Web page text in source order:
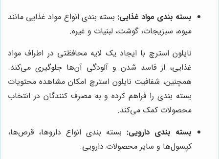
بسته بندی مواد غذایی: بسته بندی انواع مواد غذایی مانند
میوه، سبزیجات، گوشت، لبنیات و غیره.
نایلون استرچ با ایجاد یک لایه محافظتی در اطراف مواد
غذایی، از فاسد شدن و آلودگی آن‌ها جلوگیری می‌کند.
همچنین، شفافیت نایلون استرچ امکان مشاهده محتویات
بسته بندی را فراهم کرده و به مصرف کنندگان در انتخاب
محصولات کمک می‌کند.
بسته بندی دارویی: بسته بندی انواع داروها، قرص‌ها،
کپسول‌ها و سایر محصولات دارویی.